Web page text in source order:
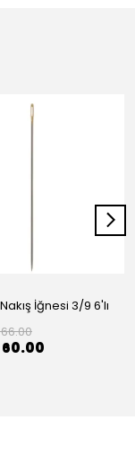
İğnesi 3/9 6'lı